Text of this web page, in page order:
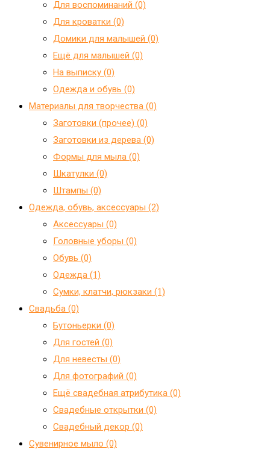
Для воспоминаний (0)
Для кроватки (0)
Домики для малышей (0)
Ещё для малышей (0)
На выписку (0)
Одежда и обувь (0)
Материалы для творчества (0)
Заготовки (прочее) (0)
Заготовки из дерева (0)
Формы для мыла (0)
Шкатулки (0)
Штампы (0)
Одежда, обувь, аксессуары (2)
Аксессуары (0)
Головные уборы (0)
Обувь (0)
Одежда (1)
Сумки, клатчи, рюкзаки (1)
Свадьба (0)
Бутоньерки (0)
Для гостей (0)
Для невесты (0)
Для фотографий (0)
Ещё свадебная атрибутика (0)
Свадебные открытки (0)
Свадебный декор (0)
Сувенирное мыло (0)